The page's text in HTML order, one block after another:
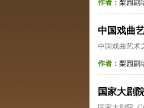
作者： 梨园剧
中国戏曲
中国戏曲艺术
作者： 梨园剧
国家大剧